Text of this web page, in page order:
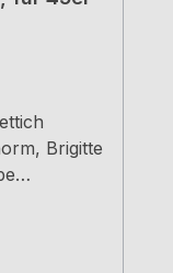
Brigitte